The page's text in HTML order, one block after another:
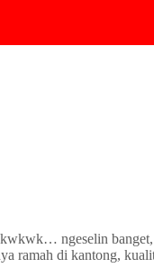
ngeselin
ramah di kantong,